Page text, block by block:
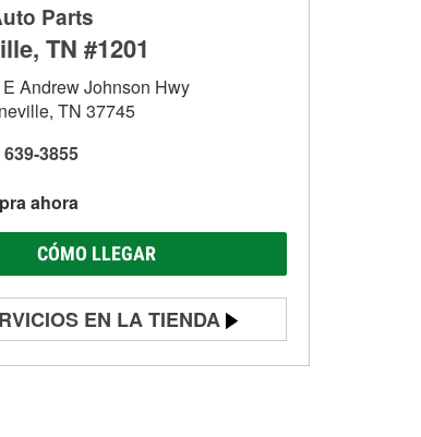
Parts
TN #1201
Andrew Johnson Hwy
TN 37745
639-3855
ahora
CÓMO LLEGAR
EN LA TIENDA
de batería